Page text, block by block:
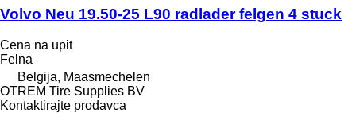
Volvo Neu 19.50-25 L90 radlader felgen 4 stuck
Cena na upit
Felna
Belgija, Maasmechelen
OTREM Tire Supplies BV
Kontaktirajte prodavca